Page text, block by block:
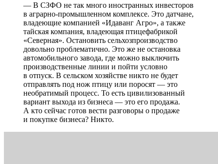
— В СЗФО не так много иностранных инвесторов
в аграрно-промышленном комплексе. Это датчане,
владеющие компанией «Идаванг Агро», а также
тайская компания, владеющая птицефабрикой
«Северная». Остановить сельхозпроизводство
довольно проблематично. Это же не остановка
автомобильного завода, где можно выключить
производственные линии и пойти условно
в отпуск. В сельском хозяйстве никто не будет
отправлять под нож птицу или поросят — это
необратимый процесс. То есть цивилизованный
вариант выхода из бизнеса — это его продажа.
А кто сейчас готов вести разговоры о продаже
и покупке бизнеса? Никто.